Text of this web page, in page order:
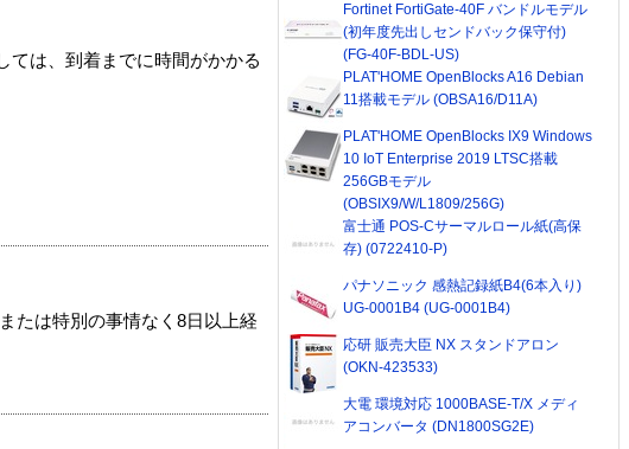
ては、到着までに時間がかかる
たは特別の事情なく8日以上経
Fortinet FortiGate-40F バンドルモデル
(初年度先出しセンドバック保守付)
(FG-40F-BDL-US)
PLAT'HOME OpenBlocks A16 Debian
11搭載モデル (OBSA16/D11A)
PLAT'HOME OpenBlocks IX9 Windows
10 IoT Enterprise 2019 LTSC搭載
256GBモデル
(OBSIX9/W/L1809/256G)
富士通 POS-Cサーマルロール紙(高保
存) (0722410-P)
パナソニック 感熱記録紙B4(6本入り)
UG-0001B4 (UG-0001B4)
応研 販売大臣 NX スタンドアロン
(OKN-423533)
大電 環境対応 1000BASE-T/X メディ
アコンバータ (DN1800SG2E)